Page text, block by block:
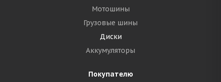
Мотошины
Грузовые шины
Диски
Аккумуляторы
Покупателю